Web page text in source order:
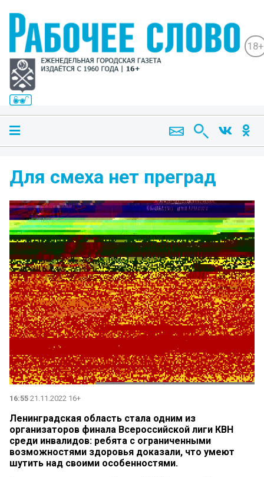
18+
Для смеха нет преград
16:55 21.11.2022 16+
Ленинградская область стала одним из
организаторов финала Всероссийской лиги КВН
среди инвалидов: ребята с ограниченными
возможностями здоровья доказали, что умеют
шутить над своими особенностями.